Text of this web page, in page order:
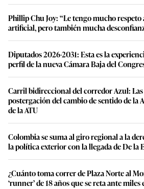
Phillip Chu Joy: “Le tengo mucho
artificial, pero también mucha
Diputados 2026-2031: Esta es la
perfil de la nueva Cámara Baja del
Carril bidireccional del corredor Azul: Las
postergación del cambio de sentido de la
de la ATU
Colombia se suma al giro regional a la
la política exterior con la llegada de De la
¿Cuánto toma correr de Plaza Norte al
‘runner’ de 18 años que se reta ante miles